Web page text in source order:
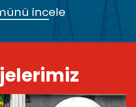
incele